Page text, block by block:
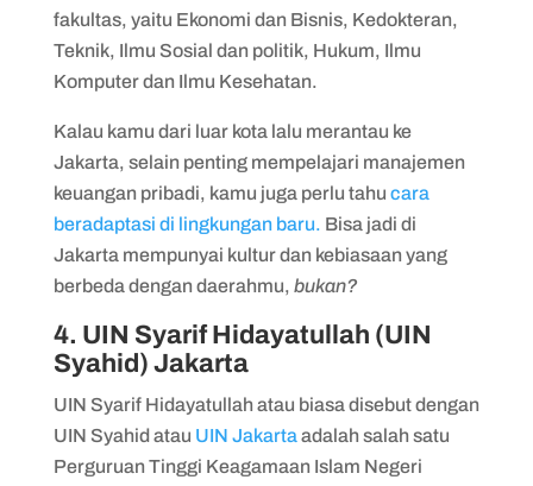
fakultas, yaitu Ekonomi dan Bisnis, Kedokteran,
Teknik, Ilmu Sosial dan politik, Hukum, Ilmu
Komputer dan Ilmu Kesehatan.
Kalau kamu dari luar kota lalu merantau ke
Jakarta, selain penting mempelajari manajemen
keuangan pribadi, kamu juga perlu tahu cara
beradaptasi di lingkungan baru. Bisa jadi di
Jakarta mempunyai kultur dan kebiasaan yang
berbeda dengan daerahmu, bukan?
4. UIN Syarif Hidayatullah (UIN
Syahid) Jakarta
UIN Syarif Hidayatullah atau biasa disebut dengan
UIN Syahid atau UIN Jakartaadalah salah satu
Perguruan Tinggi Keagamaan Islam Negeri